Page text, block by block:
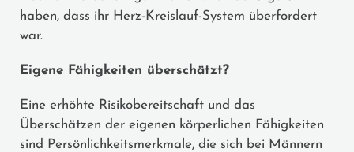
haben, dass ihr Herz-Kreislauf-System überfordert
war.
Eigene Fähigkeiten überschätzt?
Eine erhöhte Risikobereitschaft und das
Überschätzen der eigenen körperlichen Fähigkeiten
sind Persönlichkeitsmerkmale, die sich bei Männern